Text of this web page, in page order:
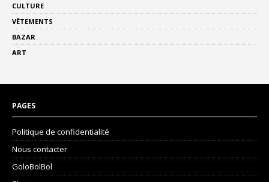
CULTURE
VÊTEMENTS
BAZAR
ART
PAGES
Politique de confidentialité
Nous contacter
GoloBolBol